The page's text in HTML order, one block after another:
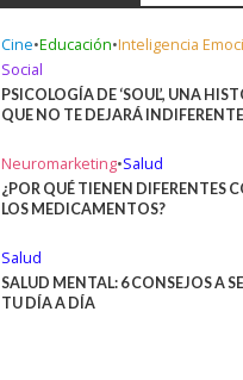
Cine•Educación•Inteligencia
Social
PSICOLOGÍA DE ‘SOUL’, UNA
QUE NO TE DEJARÁ INDIFERENTE
Neuromarketing•Salud
¿POR QUÉ TIENEN DIFERENTES
LOS MEDICAMENTOS?
Salud
SALUD MENTAL: 6 CONSEJOS A
TU DÍA A DÍA